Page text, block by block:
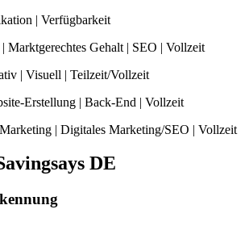
| Verfügbarkeit
Marktgerechtes Gehalt | SEO | Vollzeit
| Visuell | Teilzeit/Vollzeit
Erstellung | Back-End | Vollzeit
| Digitales Marketing/SEO | Vollzeit
DE